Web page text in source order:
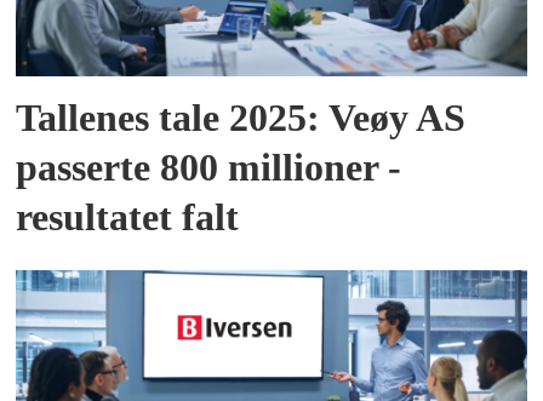
Tallenes tale 2025: Veøy AS
passerte 800 millioner -
resultatet falt